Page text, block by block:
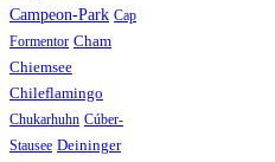
Campeon-Park Cap
Formentor Cham
Chiemsee
Chileflamingo
Chukarhuhn Cúber-
Stausee Deininger